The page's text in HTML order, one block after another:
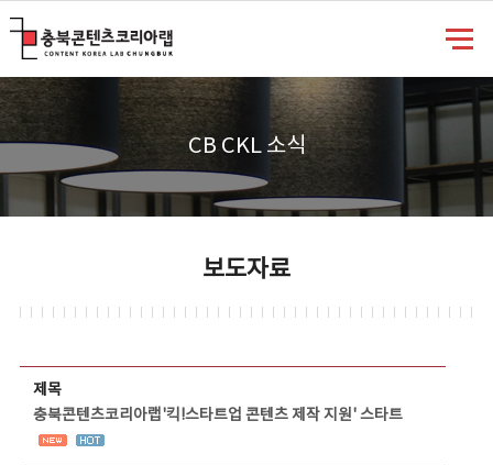
CB CKL 소식
보도자료
제목
충북콘텐츠코리아랩'킥!스타트업 콘텐츠 제작 지원' 스타트